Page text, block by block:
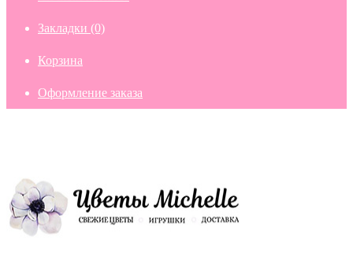
Закладки (0)
Корзина
Оформление заказа